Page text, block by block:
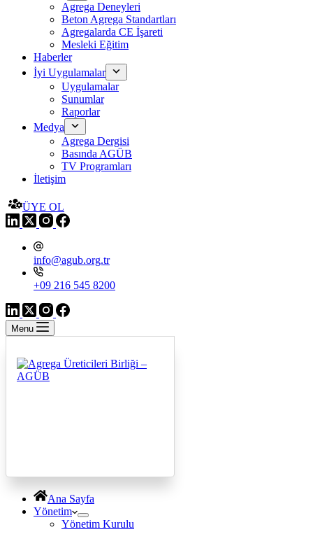
Agrega Deneyleri
Beton Agrega Standartları
Agregalarda CE İşareti
Mesleki Eğitim
Haberler
İyi Uygulamalar
Uygulamalar
Sunumlar
Raporlar
Medya
Agrega Dergisi
Basında AGÜB
TV Programları
İletişim
ÜYE OL
info@agub.org.tr
+09 216 545 8200
Menu
Ana Sayfa
Yönetim
Yönetim Kurulu